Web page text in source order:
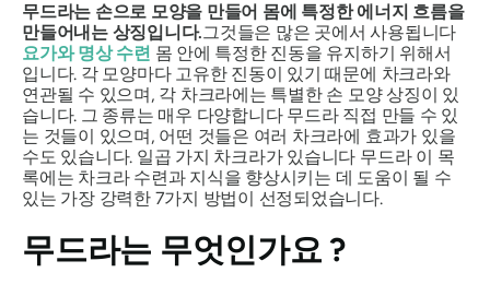
무드라는 손으로 모양을 만들어 몸에 특정한 에너지 흐름을
만들어내는 상징입니다.그것들은 많은 곳에서 사용됩니다
요가와 명상 수련 몸 안에 특정한 진동을 유지하기 위해서
입니다. 각 모양마다 고유한 진동이 있기 때문에 차크라와
연관될 수 있으며, 각 차크라에는 특별한 손 모양 상징이 있
습니다. 그 종류는 매우 다양합니다 무드라직접 만들 수 있
는 것들이 있으며, 어떤 것들은 여러 차크라에 효과가 있을
수도 있습니다. 일곱 가지 차크라가 있습니다 무드라이 목
록에는 차크라 수련과 지식을 향상시키는 데 도움이 될 수
있는 가장 강력한 7가지 방법이 선정되었습니다.
무드라는 무엇인가요 ?